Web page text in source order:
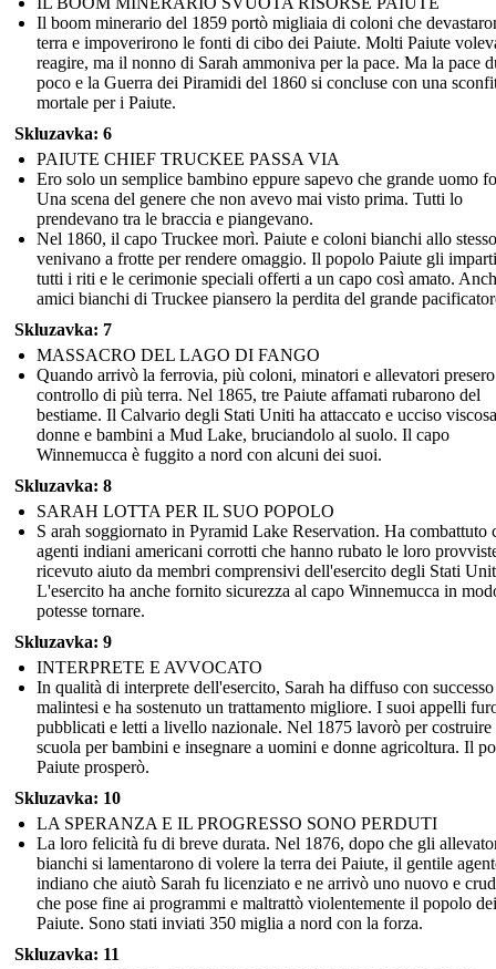
Il boom minerario del 1859 portò migliaia di coloni che
terra e impoverirono le fonti di cibo dei Paiute. Molti Paiute
reagire, ma il nonno di Sarah ammoniva per la pace. Ma la pace
poco e la Guerra dei Piramidi del 1860 si concluse con una
mortale per i Paiute.
Skluzavka: 6
PAIUTE CHIEF TRUCKEE PASSA VIA
Ero solo un semplice bambino eppure sapevo che grande uomo
Una scena del genere che non avevo mai visto prima. Tutti lo
prendevano tra le braccia e piangevano.
Nel 1860, il capo Truckee morì. Paiute e coloni bianchi allo
venivano a frotte per rendere omaggio. Il popolo Paiute gli
tutti i riti e le cerimonie speciali offerti a un capo così amato.
amici bianchi di Truckee piansero la perdita del grande
Skluzavka: 7
MASSACRO DEL LAGO DI FANGO
Quando arrivò la ferrovia, più coloni, minatori e allevatori
controllo di più terra. Nel 1865, tre Paiute affamati rubarono del
bestiame. Il Calvario degli Stati Uniti ha attaccato e ucciso viscosa
donne e bambini a Mud Lake, bruciandolo al suolo. Il capo
Winnemucca è fuggito a nord con alcuni dei suoi.
Skluzavka: 8
SARAH LOTTA PER IL SUO POPOLO
S arah soggiornato in Pyramid Lake Reservation. Ha combattuto
agenti indiani americani corrotti che hanno rubato le loro
ricevuto aiuto da membri comprensivi dell'esercito degli Stati
L'esercito ha anche fornito sicurezza al capo Winnemucca in
potesse tornare.
Skluzavka: 9
INTERPRETE E AVVOCATO
In qualità di interprete dell'esercito, Sarah ha diffuso con successo
malintesi e ha sostenuto un trattamento migliore. I suoi appelli
pubblicati e letti a livello nazionale. Nel 1875 lavorò per costruire
scuola per bambini e insegnare a uomini e donne agricoltura. Il
Paiute prosperò.
Skluzavka: 10
LA SPERANZA E IL PROGRESSO SONO PERDUTI
La loro felicità fu di breve durata. Nel 1876, dopo che gli
bianchi si lamentarono di volere la terra dei Paiute, il gentile
indiano che aiutò Sarah fu licenziato e ne arrivò uno nuovo e
che pose fine ai programmi e maltrattò violentemente il popolo dei
Paiute. Sono stati inviati 350 miglia a nord con la forza.
Skluzavka: 11